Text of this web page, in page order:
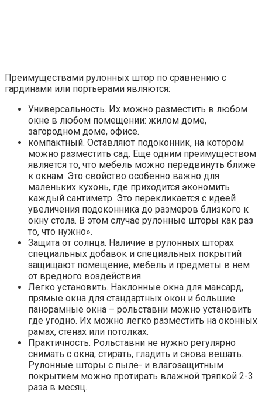
Преимуществами рулонных штор по сравнению с
гардинами или портьерами являются:
Универсальность. Их можно разместить в любом
окне в любом помещении: жилом доме,
загородном доме, офисе.
компактный. Оставляют подоконник, на котором
можно разместить сад. Еще одним преимуществом
является то, что мебель можно передвинуть ближе
к окнам. Это свойство особенно важно для
маленьких кухонь, где приходится экономить
каждый сантиметр. Это перекликается с идеей
увеличения подоконника до размеров близкого к
окну стола. В этом случае рулонные шторы как раз
то, что нужно».
Защита от солнца. Наличие в рулонных шторах
специальных добавок и специальных покрытий
защищают помещение, мебель и предметы в нем
от вредного воздействия.
Легко установить. Наклонные окна для мансард,
прямые окна для стандартных окон и большие
панорамные окна – рольставни можно установить
где угодно. Их можно легко разместить на оконных
рамах, стенах или потолках.
Практичность. Рольставни не нужно регулярно
снимать с окна, стирать, гладить и снова вешать.
Рулонные шторы с пыле- и влагозащитным
покрытием можно протирать влажной тряпкой 2-3
раза в месяц.